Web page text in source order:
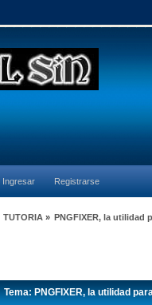
Ingresar Registrarse
TUTORIA» PNGFIXER, la utilidad
Tema: PNGFIXER, la utilidad